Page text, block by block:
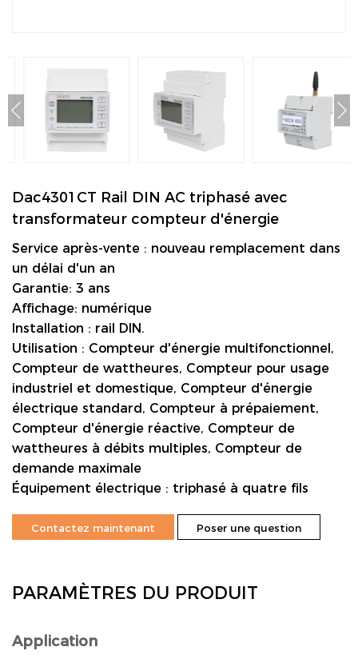
Dac4301CT Rail DIN AC triphasé avec
transformateur compteur d'énergie
Service après-vente : nouveau remplacement dans
un délai d'un an
Garantie: 3 ans
Affichage: numérique
Installation : rail DIN.
Utilisation : Compteur d'énergie multifonctionnel,
Compteur de wattheures, Compteur pour usage
industriel et domestique, Compteur d'énergie
électrique standard, Compteur à prépaiement,
Compteur d'énergie réactive, Compteur de
wattheures à débits multiples, Compteur de
demande maximale
Équipement électrique : triphasé à quatre fils
Contactez maintenant Poser une question
PARAMÈTRES DU PRODUIT
Application